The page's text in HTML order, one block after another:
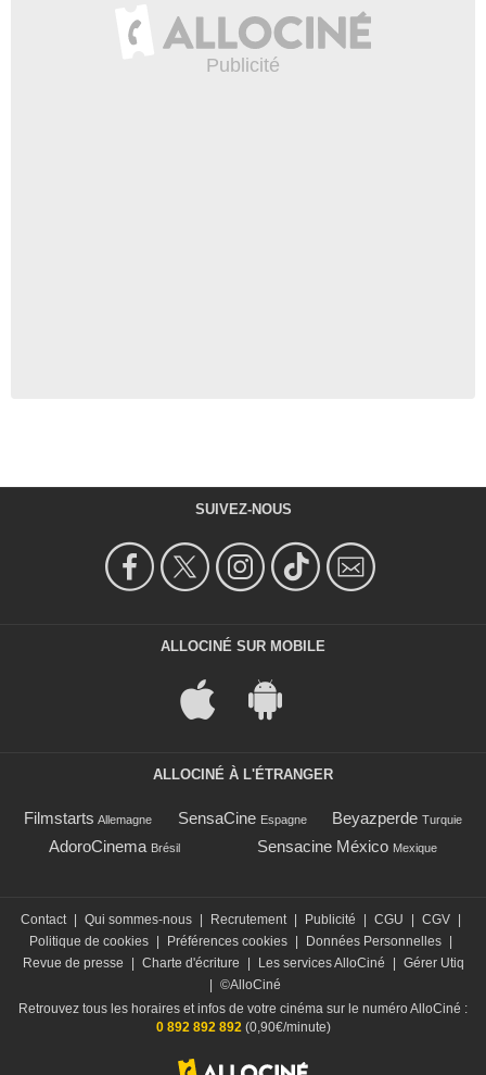
SUIVEZ-NOUS
ALLOCINÉ SUR MOBILE
ALLOCINÉ À L'ÉTRANGER
Filmstarts Allemagne SensaCine Espagne Beyazperde Turquie
AdoroCinema Brésil Sensacine México Mexique
Contact Qui sommes-nous Recrutement Publicité CGU CGV
Politique de cookies
Préférences cookies Données Personnelles
Revue de presse
Charte d'écriture Les services AlloCiné
Gérer Utiq
©AlloCiné
Retrouvez tous les horaires et infos de votre cinéma sur le numéro AlloCiné :
0 892 892 892(0,90€/minute)